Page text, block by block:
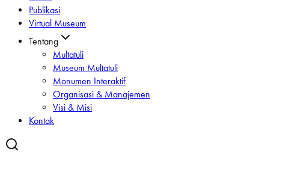
Publikasi
Virtual Museum
Tentang
Multatuli
Museum Multatuli
Monumen Interaktif
Organisasi & Manajemen
Visi & Misi
Kontak